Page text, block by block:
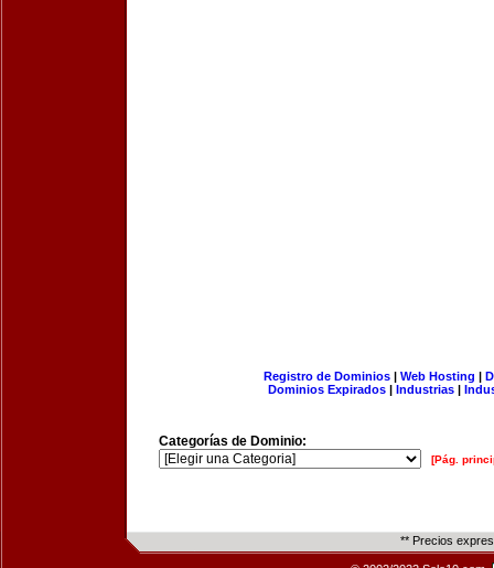
Registro de Dominios| Web Hosting |
Dominios Expirados | Industrias |
Categorías de Dominio:
[Pág.
** Precios